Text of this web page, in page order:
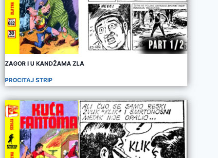
ZAGOR I U KANDŽAMA ZLA
PROCITAJ STRIP